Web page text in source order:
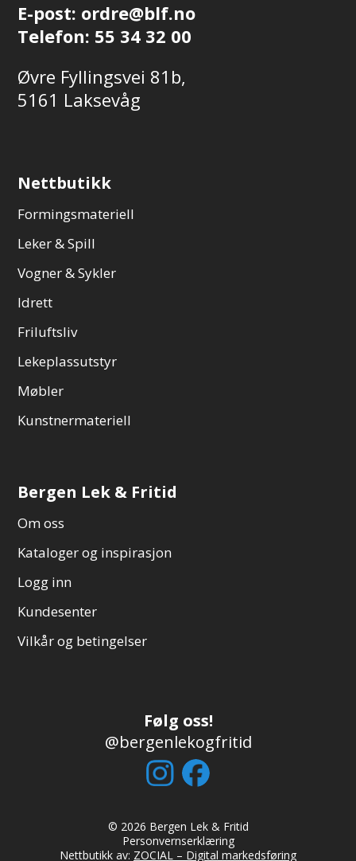
E-post: ordre@blf.no
Telefon: 55 34 32 00
Øvre Fyllingsvei 81b,
5161 Laksevåg
Nettbutikk
Formingsmateriell
Leker & Spill
Vogner & Sykler
Idrett
Friluftsliv
Lekeplassutstyr
Møbler
Kunstnermateriell
Bergen Lek & Fritid
Om oss
Kataloger og inspirasjon
Logg inn
Kundesenter
Vilkår og betingelser
Følg oss!
@bergenlekogfritid
© 2026 Bergen Lek & Fritid
Personvernserklæring
Nettbutikk av: ZOCIAL – Digital markedsføring